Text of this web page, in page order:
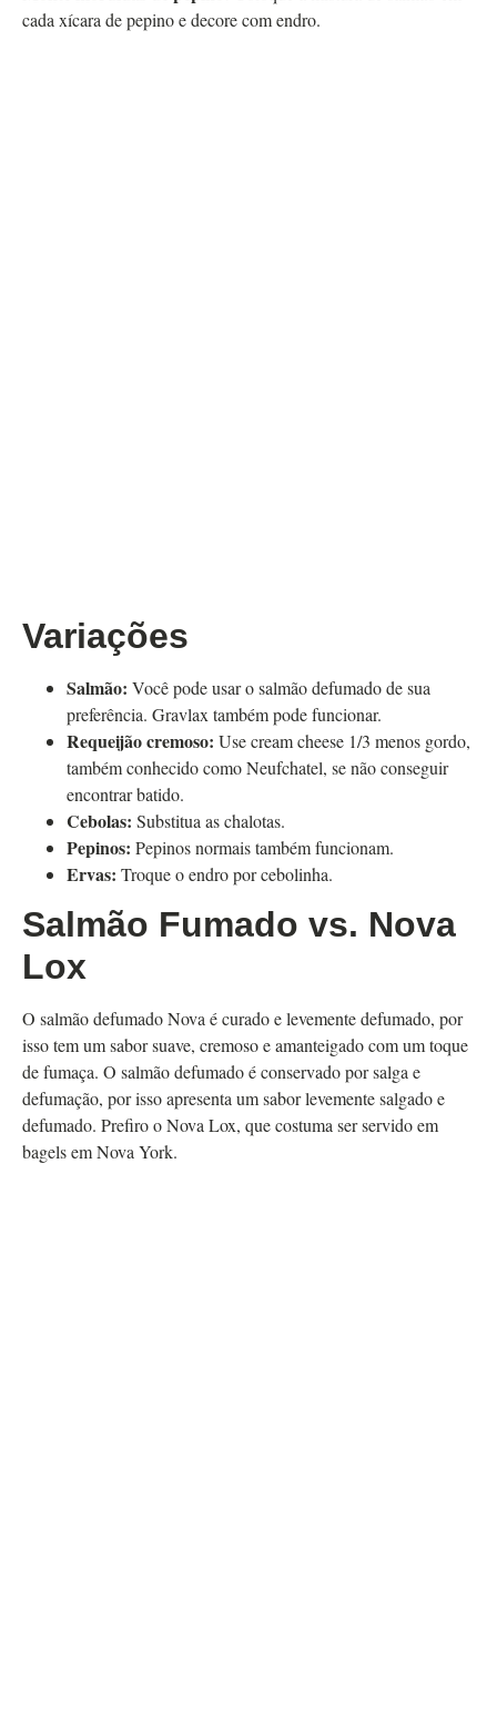
cada xícara de pepino e decore com endro.
Variações
Salmão: Você pode usar o salmão defumado de sua
preferência. Gravlax também pode funcionar.
Requeijão cremoso: Use cream cheese 1/3 menos gordo,
também conhecido como Neufchatel, se não conseguir
encontrar batido.
Cebolas: Substitua as chalotas.
Pepinos: Pepinos normais também funcionam.
Ervas: Troque o endro por cebolinha.
Salmão Fumado vs. Nova
Lox
O salmão defumado Nova é curado e levemente defumado, por
isso tem um sabor suave, cremoso e amanteigado com um toque
de fumaça. O salmão defumado é conservado por salga e
defumação, por isso apresenta um sabor levemente salgado e
defumado. Prefiro o Nova Lox, que costuma ser servido em
bagels em Nova York.